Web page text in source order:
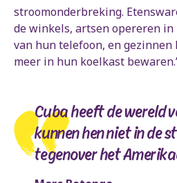
stroomonderbreking.
de winkels, artsen opereren
van hun telefoon, en gezinnen
meer in hun koelkast
Cuba heeft de wereld
kunnen hen niet in de
tegenover het